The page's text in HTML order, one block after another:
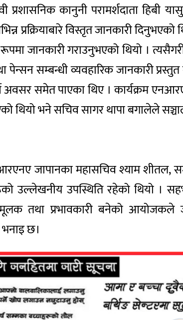
कानुनी परामर्शदाता हिबी
प्रक्रियाबारे विस्तृत जानकारी दिनुभएको
जानकारी गराउनुभएको थियो ।
सम्बन्धी व्यवहारिक जानकारी
अवसर समेत पाएका थिए । कार्यक्रम
थियो भने सचिव सागर थापा बगालेले
जापानका महासचिव श्याम शीतल,
उल्लेखनीय उपस्थिति रहेको थियो ।
तथा प्रभावकारी बनेको
छ।